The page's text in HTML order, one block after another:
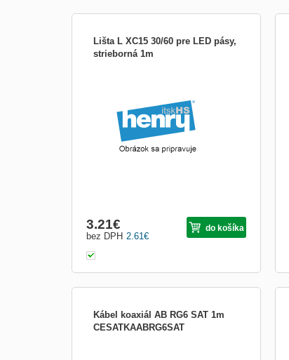
Lišta L XC15 30/60 pre LED pásy,
strieborná 1m
2.61 €
bez DPH
3.21€ do košíka
Kábel koaxiál AB RG6 SAT 1m
CESATKAABRG6SAT